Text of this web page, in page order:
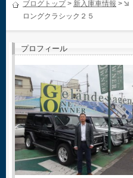
ブログトップ> 新入庫車情報 >
ロングクラシック２５
プロフィール